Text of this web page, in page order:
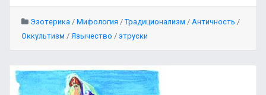
Эзотерика / Мифология / Традиционализм / Античность /
Оккультизм / Язычество / этруски